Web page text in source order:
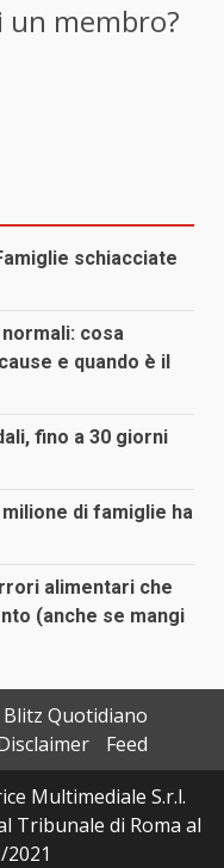
un membro?
schiacciate
cosa
e quando è il
fino a 30 giorni
di famiglie ha
alimentari che
(anche se mangi
Blitz Quotidiano
Feed
Multimediale S.r.l.
Tribunale di Roma al
2021